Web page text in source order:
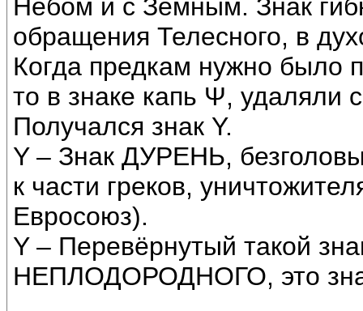
Небом и с Земным. Знак
обращения Телесного, в
Когда предкам нужно было
то в знаке капь Ψ, удаляли
Получался знак Y.
Y – Знак ДУРЕНЬ,
к части греков,
Евросоюз).
Y – Перевёрнутый такой
НЕПЛОДОРОДНОГО, это